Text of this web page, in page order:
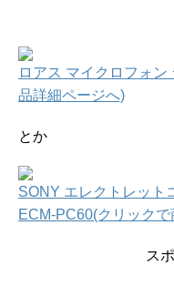
ロアス マイクロフォ
品詳細ページへ)
とか
SONY エレクトレット
ECM-PC60(クリック
ス